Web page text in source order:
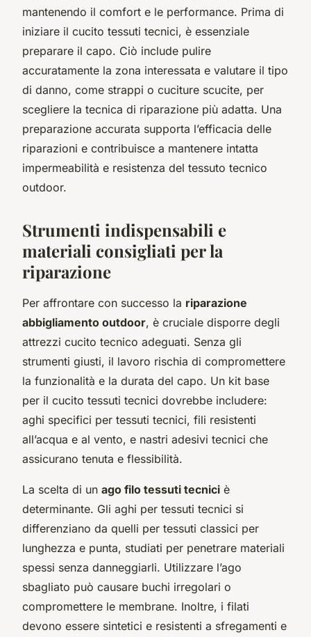
mantenendo il comfort e le performance. Prima di
iniziare il cucito tessuti tecnici, è essenziale
preparare il capo. Ciò include pulire
accuratamente la zona interessata e valutare il tipo
di danno, come strappi o cuciture scucite, per
scegliere la tecnica di riparazione più adatta. Una
preparazione accurata supporta l’efficacia delle
riparazioni e contribuisce a mantenere intatta
impermeabilità e resistenza del tessuto tecnico
outdoor.
Strumenti indispensabili e
materiali consigliati per la
riparazione
Per affrontare con successo la riparazione
abbigliamento outdoor, è cruciale disporre degli
attrezzi cucito tecnico adeguati. Senza gli
strumenti giusti, il lavoro rischia di compromettere
la funzionalità e la durata del capo. Un kit base
per il cucito tessuti tecnici dovrebbe includere:
aghi specifici per tessuti tecnici, fili resistenti
all’acqua e al vento, e nastri adesivi tecnici che
assicurano tenuta e flessibilità.
La scelta di un ago filo tessuti tecnici è
determinante. Gli aghi per tessuti tecnici si
differenziano da quelli per tessuti classici per
lunghezza e punta, studiati per penetrare materiali
spessi senza danneggiarli. Utilizzare l’ago
sbagliato può causare buchi irregolari o
compromettere le membrane. Inoltre, i filati
devono essere sintetici e resistenti a sfregamenti e